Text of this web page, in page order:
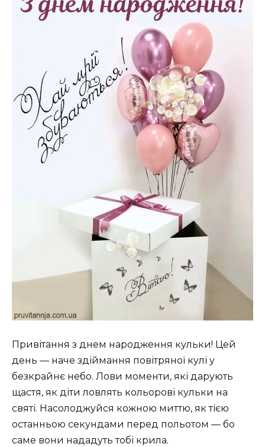
Привітання з днем народження кульки! Цей
день — наче здіймання повітряної кулі у
безкрайнє небо. Лови моменти, які дарують
щастя, як діти ловлять кольорові кульки на
святі. Насолоджуйся кожною миттю, як тією
останньою секундами перед польотом — бо
саме вони нададуть тобі крила.